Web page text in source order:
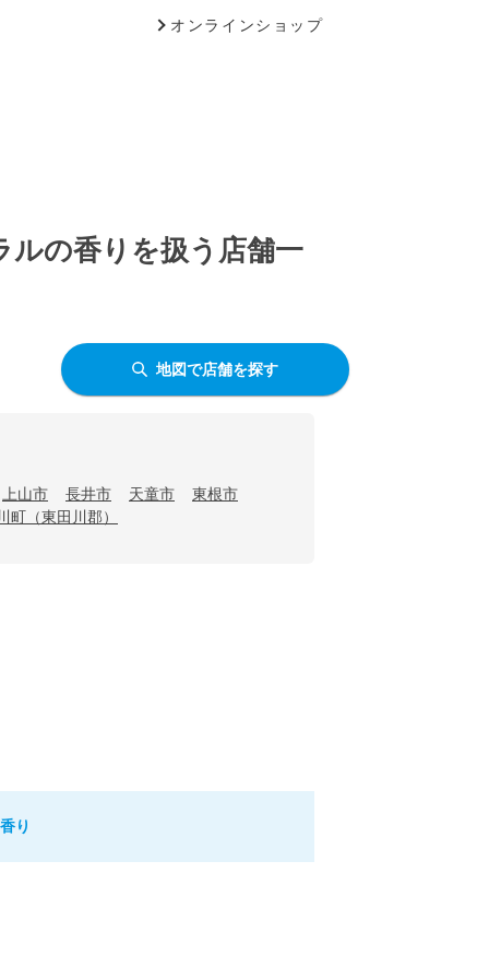
オンラインショップ
ルの香りを扱う店舗一
地図で店舗を探す
上山市 長井市 天童市
東根市
町（東田川郡）
り